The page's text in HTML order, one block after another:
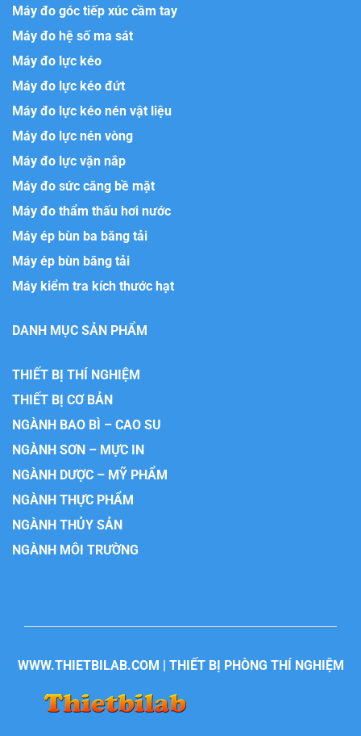
Máy đo góc tiếp xúc cầm tay
Máy đo hệ số ma sát
Máy đo lực kéo
Máy đo lực kéo đứt
Máy đo lực kéo nén vật liệu
Máy đo lực nén vòng
Máy đo lực vặn nắp
Máy đo sức căng bề mặt
Máy đo thẩm thấu hơi nước
Máy ép bùn ba băng tải
Máy ép bùn băng tải
Máy kiểm tra kích thước hạt
DANH MỤC SẢN PHẨM
THIẾT BỊ THÍ NGHIỆM
THIẾT BỊ CƠ BẢN
NGÀNH BAO BÌ – CAO SU
NGÀNH SƠN – MỰC IN
NGÀNH DƯỢC – MỸ PHẨM
NGÀNH THỰC PHẨM
NGÀNH THỦY SẢN
NGÀNH MÔI TRƯỜNG
WWW.THIETBILAB.COM | THIẾT BỊ PHÒNG THÍ NGHIỆM